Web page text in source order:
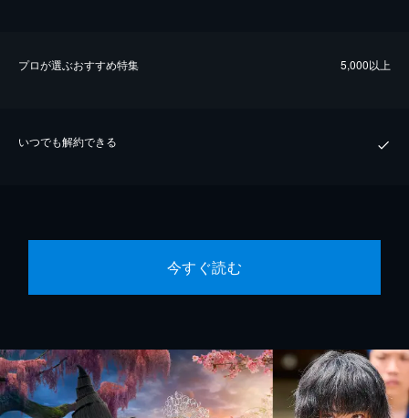
プロが選ぶおすすめ特集 5,000以上
いつでも解約できる
今すぐ読む